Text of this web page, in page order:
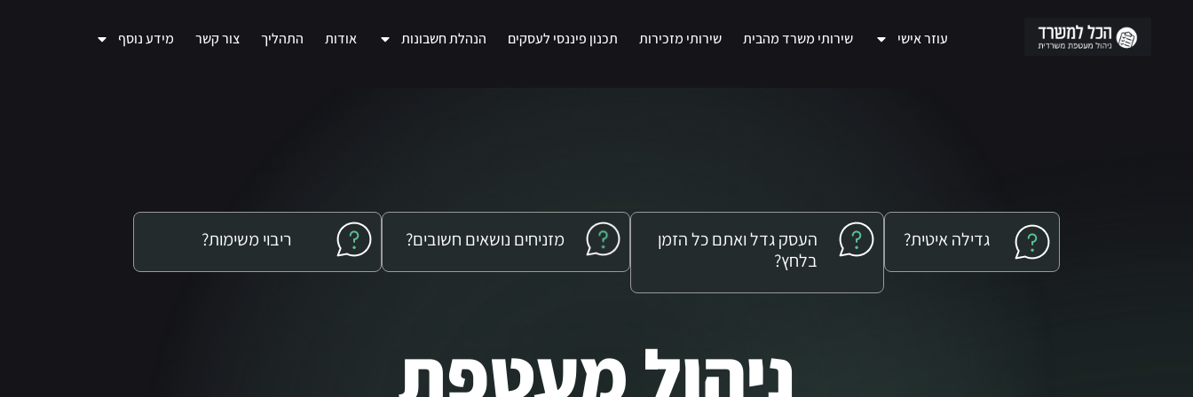
עוזר אישי שירותי משרד מהבית שירותי מזכירות תכנון פיננסי לעסקים הנהלת חשבונות אודות התהליך צור קשר מידע נוסף
גדילה איטית?
העסק גדל ואתם כל הזמן
בלחץ?
מזניחים נושאים חשובים? ריבוי משימות?
ניהול מעטפת